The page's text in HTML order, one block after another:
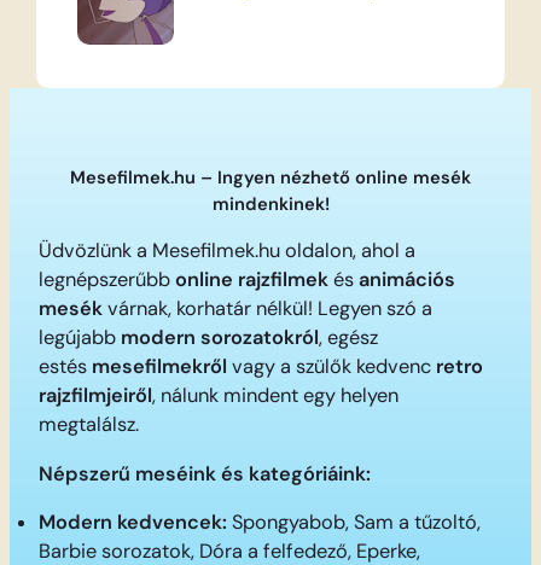
Mesefilmek.hu – Ingyen nézhető online mesék
mindenkinek!
Üdvözlünk a Mesefilmek.hu oldalon, ahol a
legnépszerűbbonline rajzfilmekésanimációs
mesékvárnak, korhatár nélkül! Legyen szó a
legújabb modern sorozatokról, egész
estés mesefilmekről vagy a szülők kedvenc retro
rajzfilmjeiről, nálunk mindent egy helyen
megtalálsz.
Népszerű meséink és kategóriáink:
Modern kedvencek: Spongyabob, Sam a tűzoltó,
Barbie sorozatok, Dóra a felfedező, Eperke,